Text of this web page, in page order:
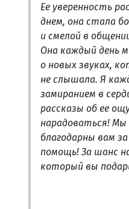
Ее уверенность
днем, она стала
и смелой в
Она каждый день
о новых звуках,
не слышала. Я
замиранием в
рассказы об ее
нарадоваться! Мы
благодарны вам
помощь! За шанс
который вы